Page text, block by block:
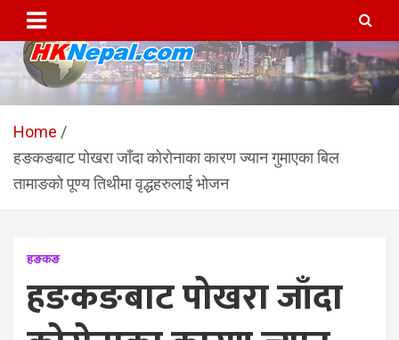
content
HKNepal.com – हङकङबाट
सञ्चालित पहिलो नेपाली अनलाईन
पत्रिका
hknepal, hknepal.com, hk nepal, hk nepal com
Home
हङकङबाट पोखरा जाँदा कोरोनाका कारण ज्यान गुमाएका बिल
तामाङको पूण्य तिथीमा वृद्धहरुलाई भोजन
हङकङ
हङकङबाट पोखरा जाँदा